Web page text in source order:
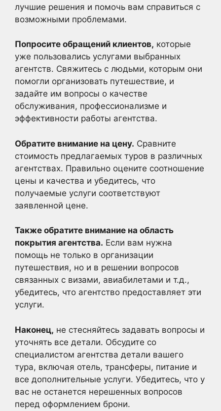
лучшие решения и помочь вам справиться с
возможными проблемами.
Попросите обращений клиентов, которые
уже пользовались услугами выбранных
агентств. Свяжитесь с людьми, которым они
помогли организовать путешествие, и
задайте им вопросы о качестве
обслуживания, профессионализме и
эффективности работы агентства.
Обратите внимание на цену. Сравните
стоимость предлагаемых туров в различных
агентствах. Правильно оцените соотношение
цены и качества и убедитесь, что
получаемые услуги соответствуют
заявленной цене.
Также обратите внимание на область
покрытия агентства. Если вам нужна
помощь не только в организации
путешествия, но и в решении вопросов
связанных с визами, авиабилетами и т.д.,
убедитесь, что агентство предоставляет эти
услуги.
Наконец, не стесняйтесь задавать вопросы и
уточнять все детали. Обсудите со
специалистом агентства детали вашего
тура, включая отель, трансферы, питание и
все дополнительные услуги. Убедитесь, что у
вас не останется нерешенных вопросов
перед оформлением брони.